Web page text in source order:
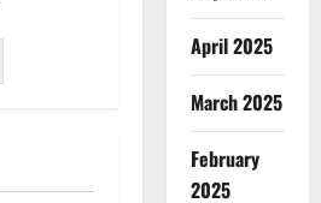
April 2025
March 2025
February
2025